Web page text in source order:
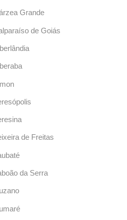
Grande
de Goiás
de Freitas
da Serra